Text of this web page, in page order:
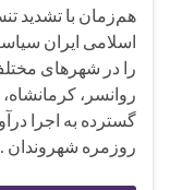
هم‌زمان با تشدید
اسلامی ایران
را در شهرهای
روانسر،
گسترده به اجرا
روزمره شهروندان …